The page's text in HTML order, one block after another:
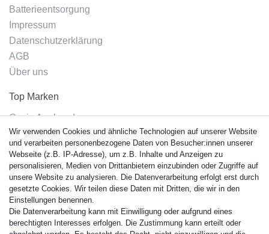
Batterieentsorgung
Impressum
Datenschutzerklärung
AGB
Über uns
Top Marken
Casio Armband
Festina Armband
Citizen Armband
M. Lacroix Armband
J. Lemans Armband
Uhrenarmbänder - Alle
Sicherheit
Wir verwenden Cookies und ähnliche Technologien auf unserer Website
und verarbeiten personenbezogene Daten von Besucher:innen unserer
Webseite (z.B. IP-Adresse), um z.B. Inhalte und Anzeigen zu
personalisieren, Medien von Drittanbietern einzubinden oder Zugriffe auf
unsere Website zu analysieren. Die Datenverarbeitung erfolgt erst durch
gesetzte Cookies. Wir teilen diese Daten mit Dritten, die wir in den
Einstellungen benennen.
Die Datenverarbeitung kann mit Einwilligung oder aufgrund eines
berechtigten Interesses erfolgen. Die Zustimmung kann erteilt oder